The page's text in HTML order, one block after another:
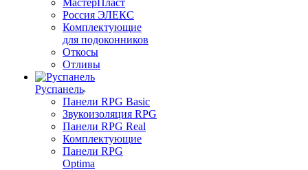
МастерПласт
Россия ЭЛЕКС
Комплектующие
для подоконников
Откосы
Отливы
Руспанель
Панели RPG Basic
Звукоизоляция RPG
Панели RPG Real
Комплектующие
Панели RPG
Optima